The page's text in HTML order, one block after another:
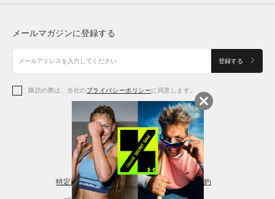
アクセサリー
アクセサリー
シューズ
アクセサリー
レギンス＆タイツ
シューズ
メールマガジンに登録する
登録する
購読の際は、当社のプライバシーポリシーに同意します。
特定商取引法に基づく通販の表記 会員規約